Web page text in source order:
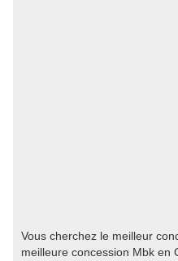
Vous cherchez le meilleur
meilleure concession Mbk en